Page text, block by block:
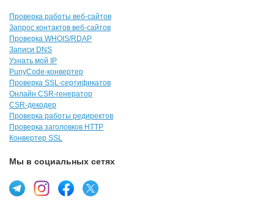
Проверка работы веб-сайтов
Запрос контактов веб-сайтов
Проверка WHOIS/RDAP
Записи DNS
Узнать мой IP
PunyCode-конвертер
Проверка SSL-сертификатов
Онлайн CSR-генератор
CSR-декодер
Проверка работы редиректов
Проверка заголовков HTTP
Конвертер SSL
Мы в социальных сетях